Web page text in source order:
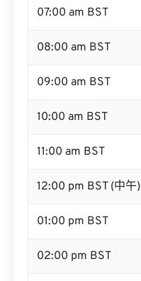
07:00 am BST
08:00 am BST
09:00 am BST
10:00 am BST
11:00 am BST
12:00 pm BST (中午)
01:00 pm BST
02:00 pm BST